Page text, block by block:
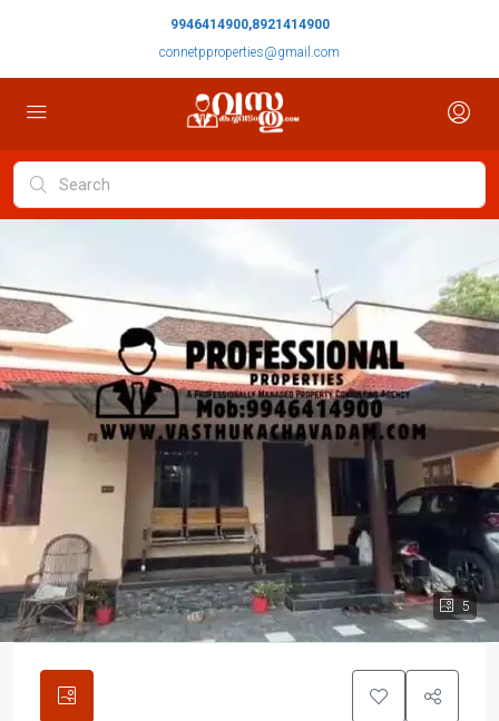
9946414900,8921414900
connetpproperties@gmail.com
5